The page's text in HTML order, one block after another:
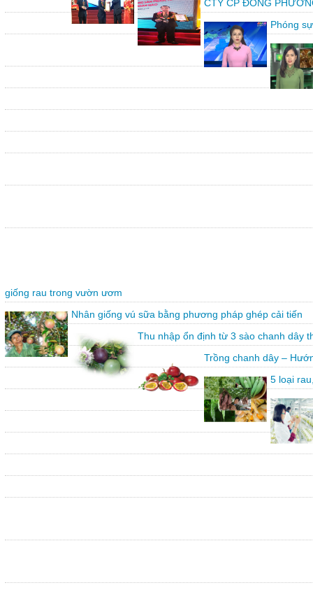
CTY CP ĐÔNG
Phóng
giống rau trong vườn ươm
Nhân giống vú sữa bằng phương pháp ghép cải tiến
Thu nhập ổn định từ 3 sào chanh dây
Trồng chanh dây –
5 loại